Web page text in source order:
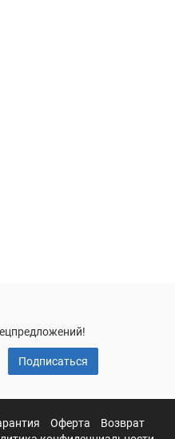
Подписаться
Оферта
Возврат